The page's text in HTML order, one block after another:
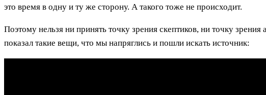
это время в одну и ту же сторону. А такого тоже не происходит.
Поэтому нельзя ни принять точку зрения скептиков, ни точку
показал такие вещи, что мы напряглись и пошли искать источник: